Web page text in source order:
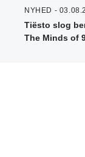
NYHED -
Tiësto slog
The Minds of